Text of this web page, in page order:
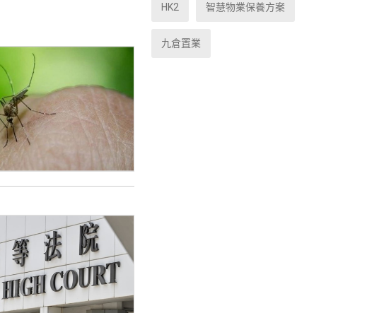
HK2 智慧物業保養方案
九倉置業